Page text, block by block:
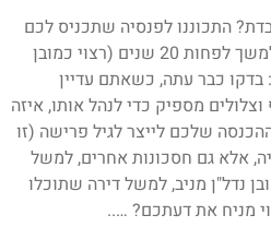
התכוננו לפנסיה שתכניס לכם
לפחות 20 אלף שקל בחודש למשך לפחות 20 שנים (רצוי כמובן
בדקו כבר עתה, כשאתם עדיין
מספיק כדי לנהל אותו, איזה
שלכם לייצר לגיל פרישה (זו
אלא גם חסכונות אחרים, למשל
נדל"ן מניב, למשל דירה שתוכלו
מניח את דעתכם? …..